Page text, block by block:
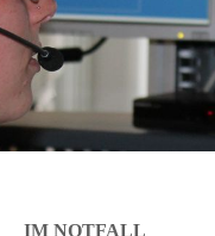
IM NOTFALL